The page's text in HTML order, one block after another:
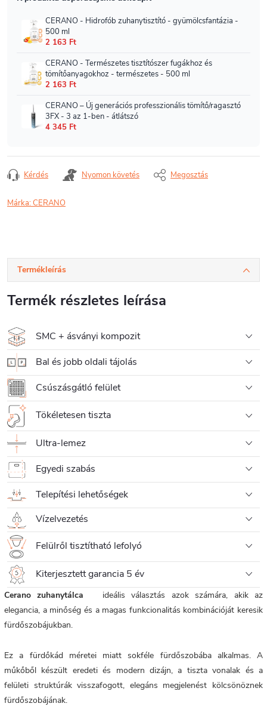
Kérdés Nyomon követés Megosztás
Márka:CERANO
Termékleírás
Termék részletes leírása
SMC + ásványi kompozit
Bal és jobb oldali tájolás
Csúszásgátló felület
Tökéletesen tiszta
Ultra-lemez
Egyedi szabás
Telepítési lehetőségek
Vízelvezetés
Felülről tisztítható lefolyó
Kiterjesztett garancia 5 év
Cerano zuhanytálca
ideális választás azok számára, akik az
elegancia, a minőség és a magas funkcionalitás kombinációját keresik
fürdőszobájukban.
Ez a fürdőkád méretei miatt sokféle fürdőszobába alkalmas. A
műkőből készült eredeti és modern dizájn, a tiszta vonalak és a
felületi struktúrák visszafogott, elegáns megjelenést kölcsönöznek
fürdőszobájának.